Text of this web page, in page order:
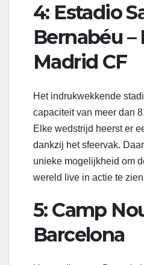
4: Estadio
Bernabéu –
Madrid CF
Het indrukwekkende
capaciteit van meer dan
Elke wedstrijd heerst er
dankzij het sfeervak.
unieke mogelijkheid om
wereld live in actie te
5: Camp
Barcelona